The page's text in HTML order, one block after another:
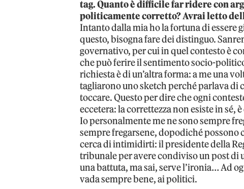
tag. Quanto è difficile far ridere con
politicamente corretto? Avrai letto
Intanto dalla mia ho la fortuna di essere
questo, bisogna fare dei distinguo.
governativo, per cui in quel contesto è
che può ferire il sentimento socio-
richiesta è di un’altra forma: a me una
tagliarono uno sketch perché parlava di
toccare. Questo per dire che ogni
eccetera: la correttezza non esiste in sé,
Io personalmente me ne sono sempre
sempre fregarsene, dopodiché possono
cerca di intimidirti: il presidente della
tribunale per avere condiviso un post di
una battuta, ma sai, serve l’ironia… Ad
vada sempre bene, ai politici.